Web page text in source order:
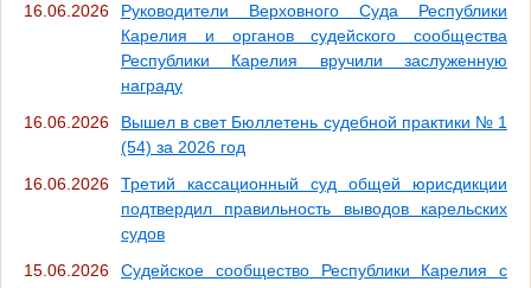
16.06.2026
Руководители Верховного Суда Республики
Карелия и органов судейского сообщества
Республики Карелия вручили заслуженную
награду
16.06.2026
Вышел в свет Бюллетень судебной практики № 1
(54) за 2026 год
16.06.2026
Третий кассационный суд общей юрисдикции
подтвердил правильность выводов карельских
судов
15.06.2026
Судейское сообщество Республики Карелия с